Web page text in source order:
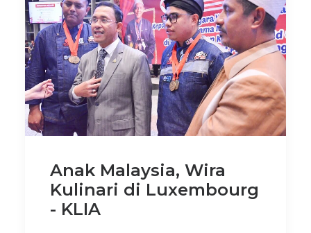
Anak Malaysia, Wira
Kulinari di Luxembourg
- KLIA